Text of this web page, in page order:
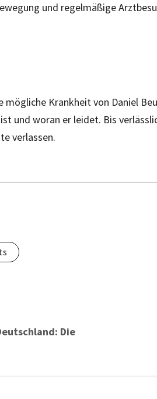
und regelmäßige
mögliche Krankheit von Daniel
und woran er leidet. Bis
verlassen.
Die